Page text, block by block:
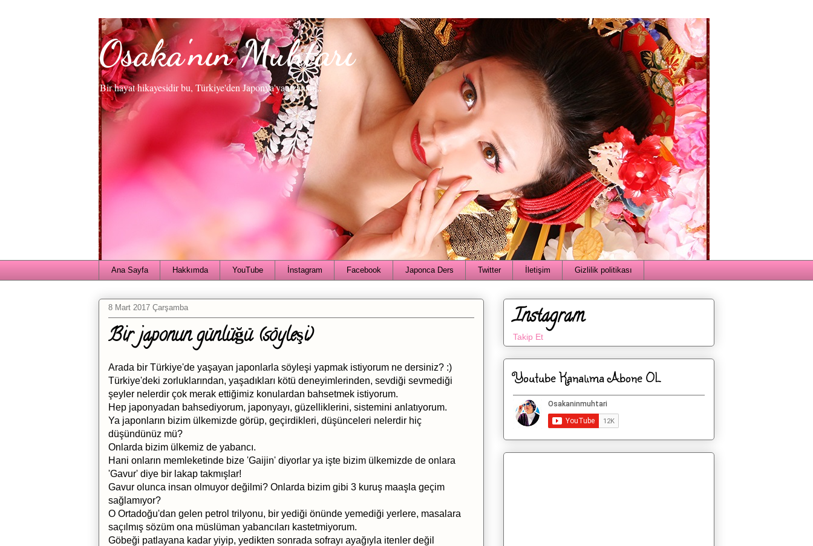
Osaka'nın Muhtarı
Bir hayat hikayesidir bu, Türkiye'den Japonya'ya uzanan...
Ana Sayfa Hakkımda YouTube İnstagram Facebook Japonca Ders Twitter İletişim Gizlilik politikası
8 Mart 2017 Çarşamba
Bir japonun günlüğü (söyleşi)
Arada bir Türkiye'de yaşayan japonlarla söyleşi yapmak istiyorum ne dersiniz? :)
Türkiye'deki zorluklarından, yaşadıkları kötü deneyimlerinden, sevdiği sevmediği
şeyler nelerdir çok merak ettiğimiz konulardan bahsetmek istiyorum.
Hep japonyadan bahsediyorum, japonyayı, güzelliklerini, sistemini anlatıyorum.
Ya japonların bizim ülkemizde görüp, geçirdikleri, düşünceleri nelerdir hiç
düşündünüz mü?
Onlarda bizim ülkemiz de yabancı.
Hani onların memleketinde bize 'Gaijin' diyorlar ya işte bizim ülkemizde de onlara
'Gavur' diye bir lakap takmışlar!
Gavur olunca insan olmuyor değilmi? Onlarda bizim gibi 3 kuruş maaşla geçim
sağlamıyor?
O Ortadoğu'dan gelen petrol trilyonu, bir yediği önünde yemediği yerlere, masalara
saçılmış sözüm ona müslüman yabancıları kastetmiyorum.
Göbeği patlayana kadar yiyip, yedikten sonrada sofrayı ayağıyla itenler değil
Instagram
Takip Et
Youtube Kanalıma Abone OL